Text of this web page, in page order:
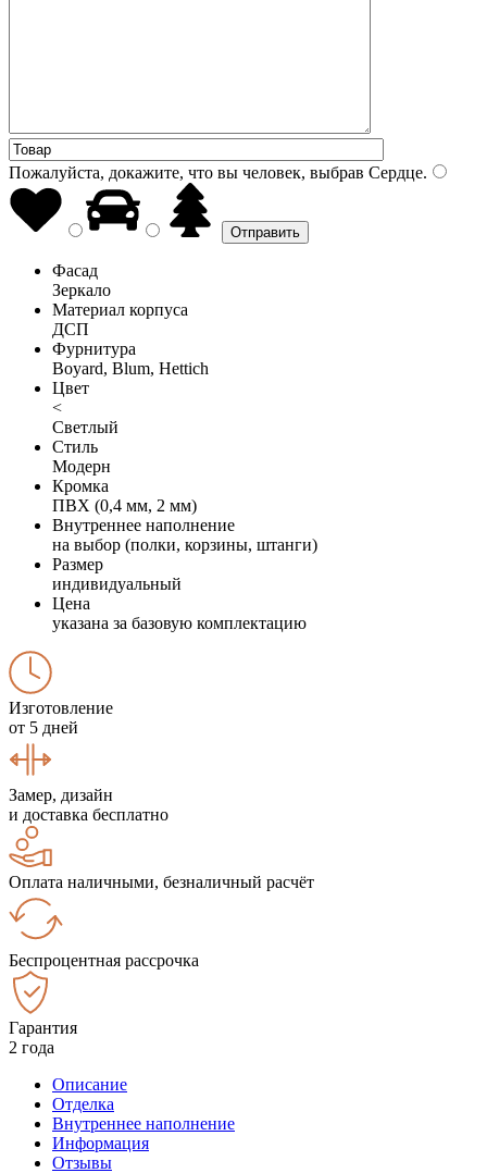
Пожалуйста, докажите, что вы человек, выбрав Сердце.
Фасад
Зеркало
Материал корпуса
ДСП
Фурнитура
Boyard, Blum, Hettich
Цвет
<
Светлый
Стиль
Модерн
Кромка
ПВХ (0,4 мм, 2 мм)
Внутреннее наполнение
на выбор (полки, корзины, штанги)
Размер
индивидуальный
Цена
указана за базовую комплектацию
Изготовление
от 5 дней
Замер, дизайн
и доставка бесплатно
Оплата наличными, безналичный расчёт
Беспроцентная рассрочка
Гарантия
2 года
Описание
Отделка
Внутреннее наполнение
Информация
Отзывы